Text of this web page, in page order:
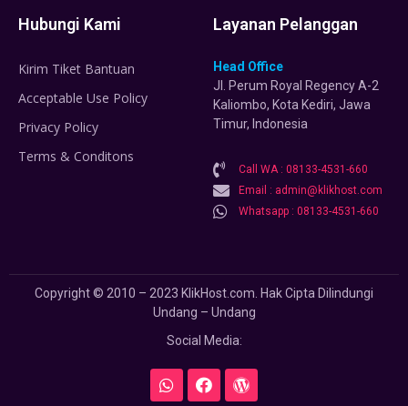
Hubungi Kami
Kirim Tiket Bantuan
Acceptable Use Policy
Privacy Policy
Terms & Conditons
Layanan Pelanggan
Head Office
Jl. Perum Royal Regency A-2
Kaliombo, Kota Kediri, Jawa
Timur, Indonesia
Call WA : 08133-4531-660
Email : admin@klikhost.com
Whatsapp : 08133-4531-660
Copyright © 2010 – 2023 KlikHost.com. Hak Cipta Dilindungi
Undang – Undang
Social Media: